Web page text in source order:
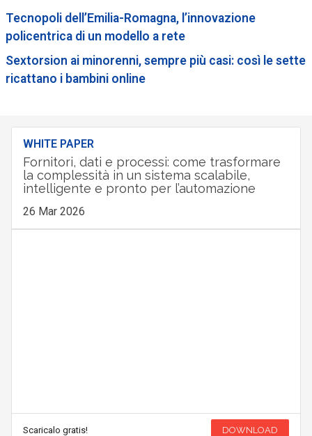
Tecnopoli dell’Emilia-Romagna, l’innovazione
policentrica di un modello a rete
Sextorsion ai minorenni, sempre più casi: così le sette
ricattano i bambini online
WHITE PAPER
Fornitori, dati e processi: come trasformare
la complessità in un sistema scalabile,
intelligente e pronto per l’automazione
26 Mar 2026
Scaricalo gratis! DOWNLOAD